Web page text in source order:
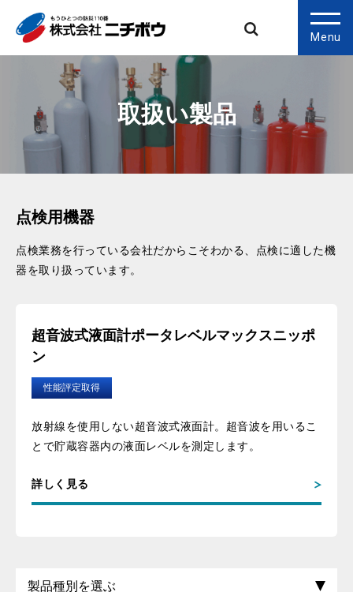
Menu
取扱い製品
点検用機器
点検業務を行っている会社だからこそわかる、点検に適した機
器を取り扱っています。
超音波式液面計ポータレベルマックスニッポ
ン
性能評定取得
放射線を使用しない超音波式液面計。超音波を用いるこ
とで貯蔵容器内の液面レベルを測定します。
詳しく見る